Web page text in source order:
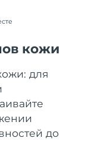
кожи
для
до
дата доставки
10/08/2026
дата доставки
дата доставки
15/08/2026